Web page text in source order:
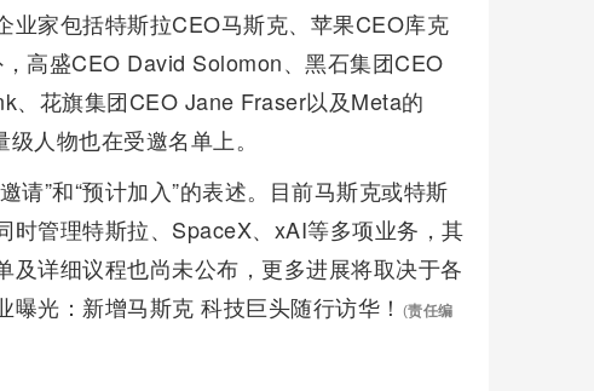
家包括特斯拉CEO马斯克、苹果CEO库克
高盛CEO David Solomon、黑石集团CEO
花旗集团CEO Jane Fraser以及Meta的
人物也在受邀名单上。
请”和“预计加入”的表述。目前马斯克或特斯
管理特斯拉、SpaceX、xAI等多项业务，其
详细议程也尚未公布，更多进展将取决于各
光：新增马斯克 科技巨头随行访华！
(责任编